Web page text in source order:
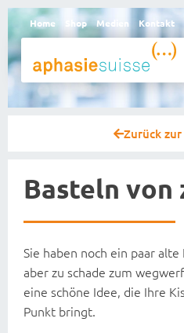
Home Shop Medien Kontakt
Zurück
Basteln von
Sie haben noch ein paar
aber zu schade zum
eine schöne Idee, die Ihre
Punkt bringt.